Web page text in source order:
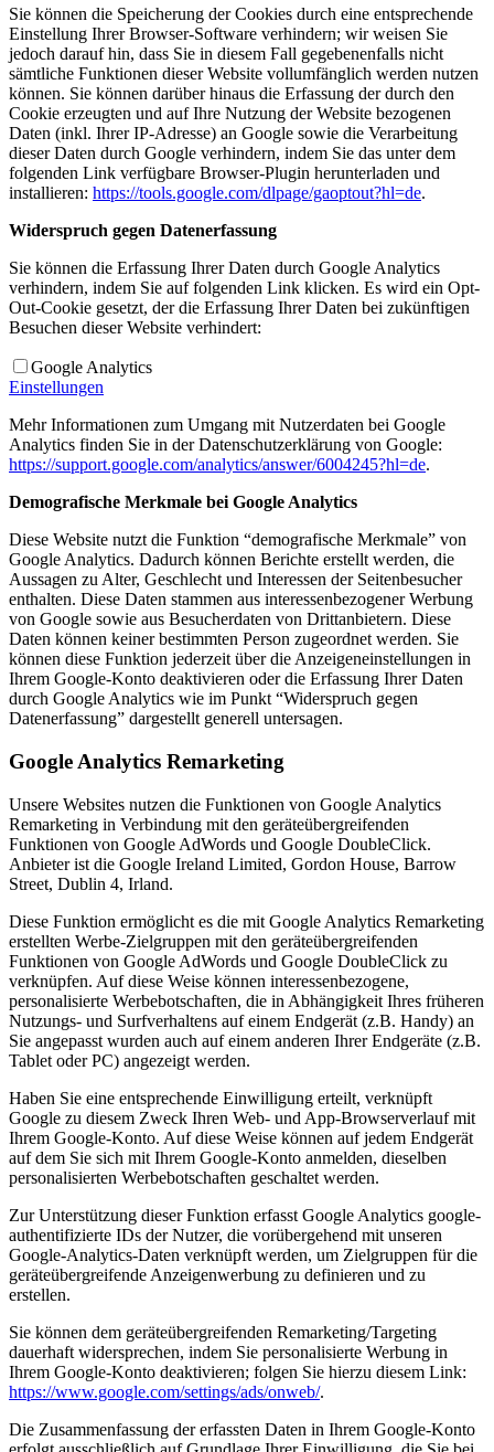
Sie können die Speicherung der Cookies durch eine entsprechende
Einstellung Ihrer Browser-Software verhindern; wir weisen Sie
jedoch darauf hin, dass Sie in diesem Fall gegebenenfalls nicht
sämtliche Funktionen dieser Website vollumfänglich werden nutzen
können. Sie können darüber hinaus die Erfassung der durch den
Cookie erzeugten und auf Ihre Nutzung der Website bezogenen
Daten (inkl. Ihrer IP-Adresse) an Google sowie die Verarbeitung
dieser Daten durch Google verhindern, indem Sie das unter dem
folgenden Link verfügbare Browser-Plugin herunterladen und
installieren: https://tools.google.com/dlpage/gaoptout?hl=de.
Widerspruch gegen Datenerfassung
Sie können die Erfassung Ihrer Daten durch Google Analytics
verhindern, indem Sie auf folgenden Link klicken. Es wird ein Opt-
Out-Cookie gesetzt, der die Erfassung Ihrer Daten bei zukünftigen
Besuchen dieser Website verhindert:
Google Analytics
Einstellungen
Mehr Informationen zum Umgang mit Nutzerdaten bei Google
Analytics finden Sie in der Datenschutzerklärung von Google:
https://support.google.com/analytics/answer/6004245?hl=de.
Demografische Merkmale bei Google Analytics
Diese Website nutzt die Funktion “demografische Merkmale” von
Google Analytics. Dadurch können Berichte erstellt werden, die
Aussagen zu Alter, Geschlecht und Interessen der Seitenbesucher
enthalten. Diese Daten stammen aus interessenbezogener Werbung
von Google sowie aus Besucherdaten von Drittanbietern. Diese
Daten können keiner bestimmten Person zugeordnet werden. Sie
können diese Funktion jederzeit über die Anzeigeneinstellungen in
Ihrem Google-Konto deaktivieren oder die Erfassung Ihrer Daten
durch Google Analytics wie im Punkt “Widerspruch gegen
Datenerfassung” dargestellt generell untersagen.
Google Analytics Remarketing
Unsere Websites nutzen die Funktionen von Google Analytics
Remarketing in Verbindung mit den geräteübergreifenden
Funktionen von Google AdWords und Google DoubleClick.
Anbieter ist die Google Ireland Limited, Gordon House, Barrow
Street, Dublin 4, Irland.
Diese Funktion ermöglicht es die mit Google Analytics Remarketing
erstellten Werbe-Zielgruppen mit den geräteübergreifenden
Funktionen von Google AdWords und Google DoubleClick zu
verknüpfen. Auf diese Weise können interessenbezogene,
personalisierte Werbebotschaften, die in Abhängigkeit Ihres früheren
Nutzungs- und Surfverhaltens auf einem Endgerät (z.B. Handy) an
Sie angepasst wurden auch auf einem anderen Ihrer Endgeräte (z.B.
Tablet oder PC) angezeigt werden.
Haben Sie eine entsprechende Einwilligung erteilt, verknüpft
Google zu diesem Zweck Ihren Web- und App-Browserverlauf mit
Ihrem Google-Konto. Auf diese Weise können auf jedem Endgerät
auf dem Sie sich mit Ihrem Google-Konto anmelden, dieselben
personalisierten Werbebotschaften geschaltet werden.
Zur Unterstützung dieser Funktion erfasst Google Analytics google-
authentifizierte IDs der Nutzer, die vorübergehend mit unseren
Google-Analytics-Daten verknüpft werden, um Zielgruppen für die
geräteübergreifende Anzeigenwerbung zu definieren und zu
erstellen.
Sie können dem geräteübergreifenden Remarketing/Targeting
dauerhaft widersprechen, indem Sie personalisierte Werbung in
Ihrem Google-Konto deaktivieren; folgen Sie hierzu diesem Link:
https://www.google.com/settings/ads/onweb/.
Die Zusammenfassung der erfassten Daten in Ihrem Google-Konto